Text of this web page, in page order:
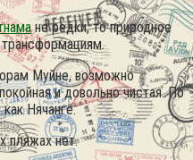
не редки, то природное
трансформациям.
Муйне, возможно
и довольно чистая. По
Нячанге.
пляжах нет.